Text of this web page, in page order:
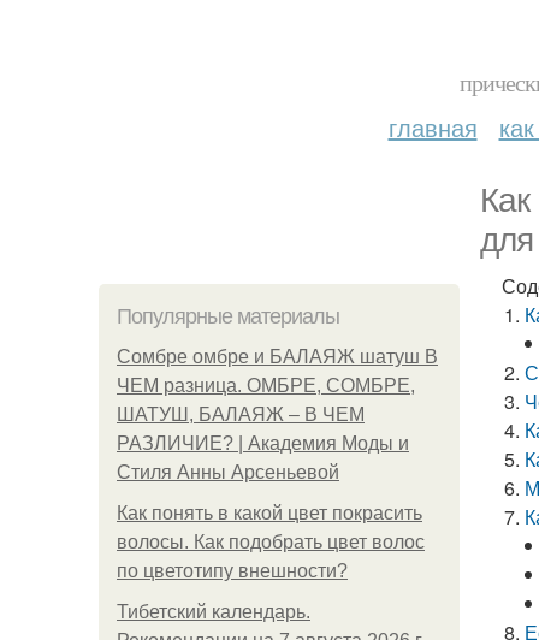
главная
Популярные материалы
Сомбре омбре и БАЛАЯЖ шатуш В
ЧЕМ разница. ОМБРЕ, СОМБРЕ,
ШАТУШ, БАЛАЯЖ – В ЧЕМ
РАЗЛИЧИЕ? | Академия Моды и
Стиля Анны Арсеньевой
Как понять в какой цвет покрасить
волосы. Как подобрать цвет волос
по цветотипу внешности?
Тибетский календарь.